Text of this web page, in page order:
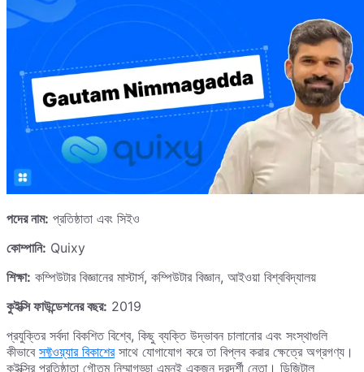
পদের নাম: প্রতিষ্ঠাতা এবং সিইও
কোম্পানি: Quixy
শিক্ষা: কম্পিউটার বিজ্ঞানের মাস্টার্স, কম্পিউটার বিজ্ঞান, আইওয়া বিশ্ববিদ্যালয়
কুইক্সি ফাউন্ডেশনের বছর: 2019
প্রযুক্তির সর্বদা বিকশিত বিশ্বে, কিছু ব্যক্তি উদ্ভাবন চালানোর এবং সংস্থাগুলি
কীভাবে সফ্টওয়্যার বিকাশেরসাথে যোগাযোগ করে তা বিপ্লব করার ক্ষেত্রে অগ্রগণ্য।
কুইক্সির প্রতিষ্ঠাতা গৌতম নিম্মাগড্ডা এমনই একজন দূরদর্শী নেতা। ডিজিটাল